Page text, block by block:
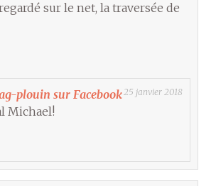
sur le net, la traversée de
plouin sur Facebook25 janvier 2018
Michael!